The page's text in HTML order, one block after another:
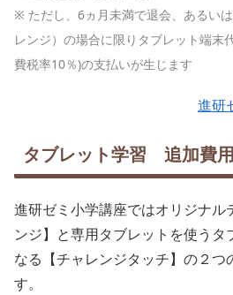
※ ただし、6ヵ月未満で退会、あるい
レンジ）の場合に限りタブレット端末
費税率10％)の支払いが生じます
進研
タブレット学習 追加費
進研ゼミ小学講座ではオリジナル
ンジ】と専用タブレットを使うタ
なる【チャレンジタッチ】の２つ
す。